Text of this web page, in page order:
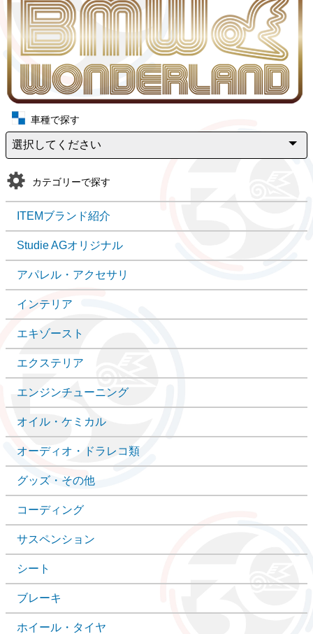
車種で探す
カテゴリーで探す
ITEMブランド紹介
Studie AGオリジナル
アパレル・アクセサリ
インテリア
エキゾースト
エクステリア
エンジンチューニング
オイル・ケミカル
オーディオ・ドラレコ類
グッズ・その他
コーディング
サスペンション
シート
ブレーキ
ホイール・タイヤ